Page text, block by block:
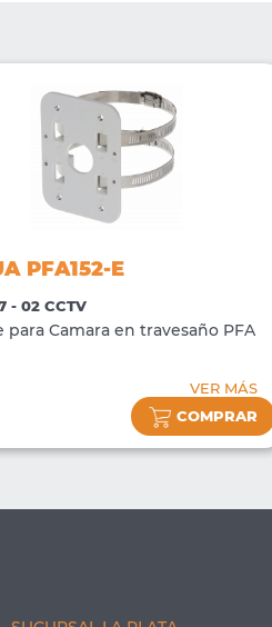
PFA152-E
- 02 CCTV
para Camara en travesaño PFA
VER MÁS
COMPRAR